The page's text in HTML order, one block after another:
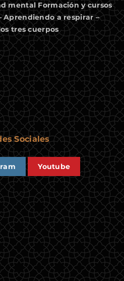
mental Formación y cursos
Aprendiendo a respirar –
tres cuerpos
Sociales
Youtube